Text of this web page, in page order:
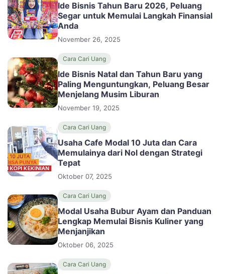
Ide Bisnis Tahun Baru 2026, Peluang
Segar untuk Memulai Langkah Finansial
Anda
November 26, 2025
Cara Cari Uang
Ide Bisnis Natal dan Tahun Baru yang
Paling Menguntungkan, Peluang Besar
Menjelang Musim Liburan
November 19, 2025
Cara Cari Uang
Usaha Cafe Modal 10 Juta dan Cara
Memulainya dari Nol dengan Strategi
Tepat
Oktober 07, 2025
Cara Cari Uang
Modal Usaha Bubur Ayam dan Panduan
Lengkap Memulai Bisnis Kuliner yang
Menjanjikan
Oktober 06, 2025
Cara Cari Uang